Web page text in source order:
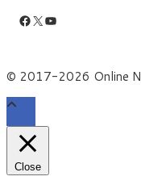
Facebook
X YouTube
© 2017-2026 Online
Close